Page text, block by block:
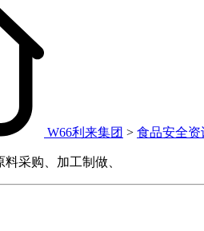
W66利来集团 > 食品安全资
采购、加工制做、